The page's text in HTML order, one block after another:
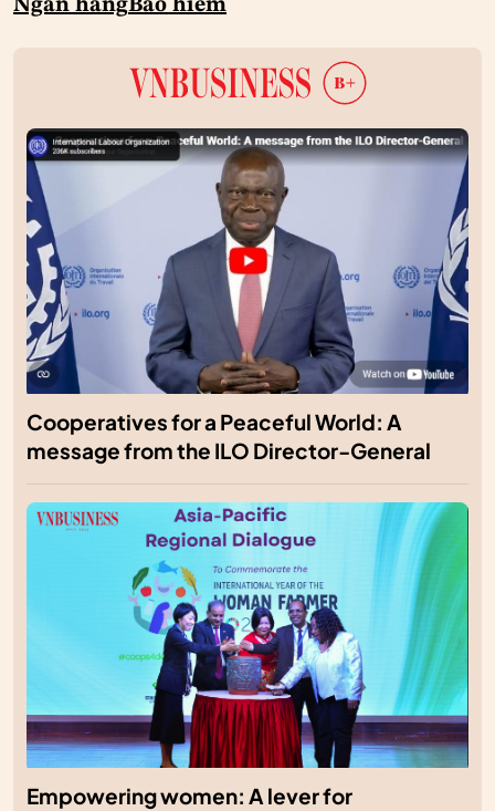
Ngân hàngBảo hiểm
Cooperatives for a Peaceful World: A
message from the ILO Director-General
Empowering women: A lever for